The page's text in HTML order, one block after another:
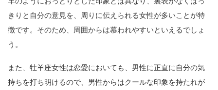
きりと自分の意見を、周りに伝えられる女性が多いことが特
徴です。そのため、周囲からは慕われやすいといえるでしょ
う。
また、牡羊座女性は恋愛においても、男性に正直に自分の気
持ちを打ち明けるので、男性からはクールな印象を持たれが